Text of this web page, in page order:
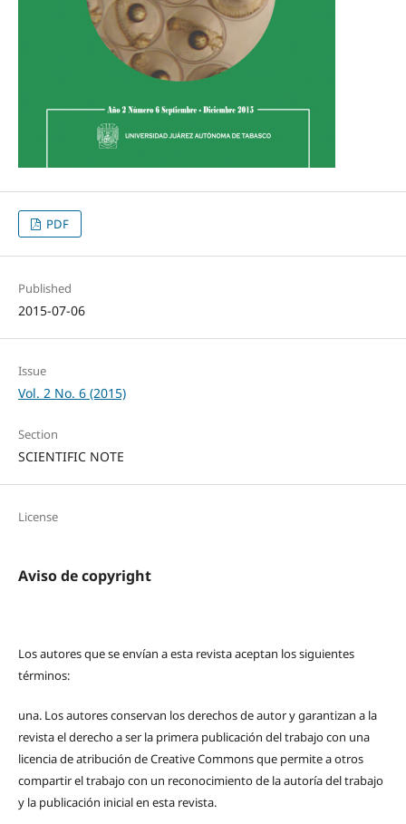
PDF
Published
2015-07-06
Issue
Vol. 2 No. 6 (2015)
Section
SCIENTIFIC NOTE
License
Aviso de copyright
Los autores que se envían a esta revista aceptan los siguientes
términos:
una. Los autores conservan los derechos de autor y garantizan a la
revista el derecho a ser la primera publicación del trabajo con una
licencia de atribución de Creative Commons que permite a otros
compartir el trabajo con un reconocimiento de la autoría del trabajo
y la publicación inicial en esta revista.